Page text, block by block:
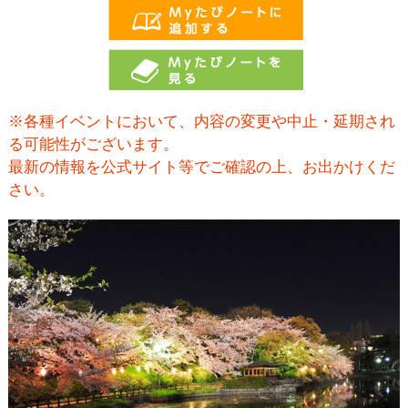
※各種イベントにおいて、内容の変更や中止・延期され
る可能性がございます。
最新の情報を公式サイト等でご確認の上、お出かけくだ
さい。